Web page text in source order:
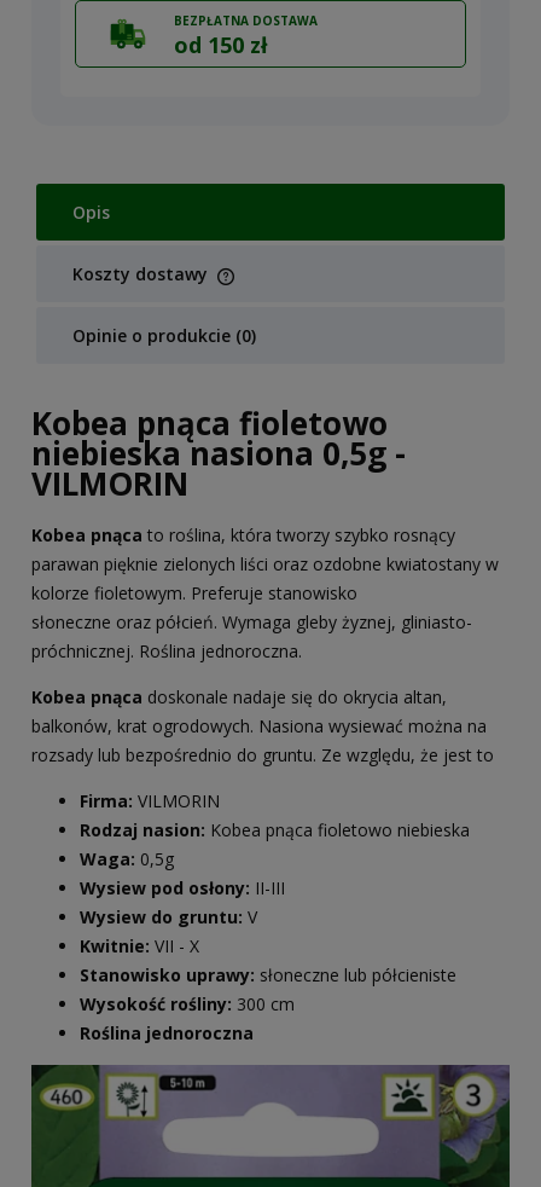
BEZPŁATNA DOSTAWA
od 150 zł
Opis
Koszty dostawy
Cena nie zawiera ewentualnych kosztów płatności
Opinie o produkcie (0)
Kobea pnąca fioletowo
niebieska nasiona 0,5g -
VILMORIN
Kobea pnąca to roślina, która tworzy szybko rosnący
parawan pięknie zielonych liści oraz ozdobne kwiatostany w
kolorze fioletowym. Preferuje stanowisko
słoneczne oraz półcień. Wymaga gleby żyznej, gliniasto-
próchnicznej. Roślina jednoroczna.
Kobea pnąca doskonale nadaje się do okrycia altan,
balkonów, krat ogrodowych. Nasiona wysiewać można na
rozsady lub bezpośrednio do gruntu. Ze względu, że jest to
Firma: VILMORIN
Rodzaj nasion: Kobea pnąca fioletowo niebieska
Waga: 0,5g
Wysiew pod osłony: II-III
Wysiew do gruntu: V
Kwitnie: VII - X
Stanowisko uprawy: słoneczne lub półcieniste
Wysokość rośliny: 300 cm
Roślina jednoroczna